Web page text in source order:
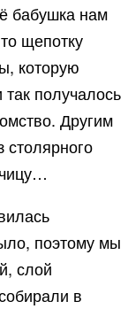
бабушка нам
щепотку
которую
получалось
Другим
поэтому мы
слой
в